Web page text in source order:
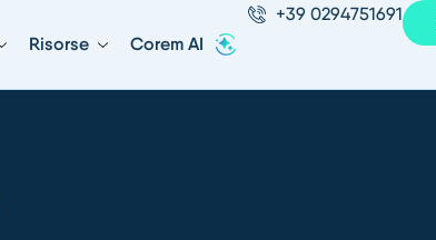
Risorse Corem AI
+39 0294751691